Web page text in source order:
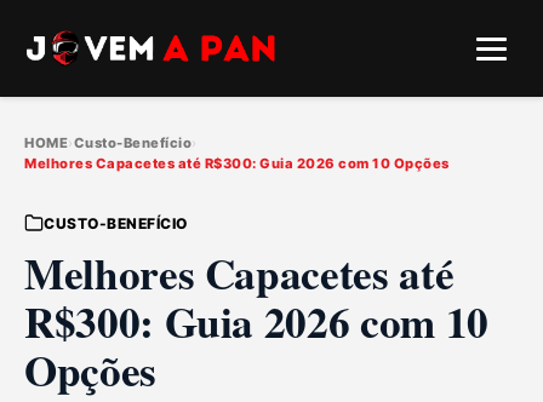
HOME›Custo-Benefício›
Melhores Capacetes até R$300: Guia 2026 com 10 Opções
CUSTO-BENEFÍCIO
Melhores Capacetes até
R$300: Guia 2026 com 10
Opções